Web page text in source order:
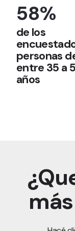
58%
de los
personas
entre 35 a
años